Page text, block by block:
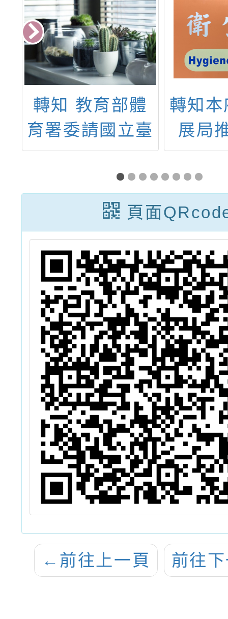
轉知 教育部體
育署委請國立臺
灣體育運動大學
辦理「113年度
山野教育推廣實
施計畫」之教師
研習初階戶外課
簡章(第5梯)
轉知
展局
114年
全方
畫
頁面
← 前往上一頁 前往